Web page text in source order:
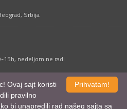
Srbija
15h, nedeljom ne radi
Prihvatam!
Ovaj sajt koristi
pravilno
bi unapredili rad našeg sajta sa